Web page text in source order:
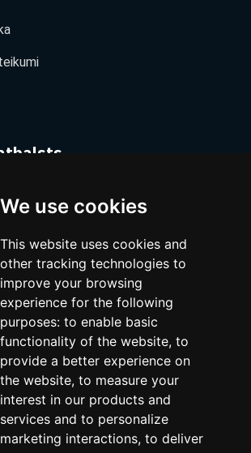
We use cookies
This website uses cookies and
other tracking technologies to
improve your browsing
experience for the following
purposes: to enable basic
functionality of the website, to
provide a better experience on
the website, to measure your
interest in our products and
services and to personalize
marketing interactions, to deliver
77, LV-1039, Riga, Latvia